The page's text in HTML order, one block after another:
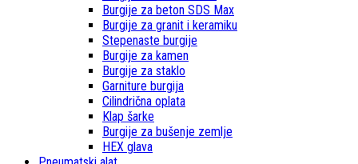
Burgije za beton SDS Max
Burgije za granit i keramiku
Stepenaste burgije
Burgije za kamen
Burgije za staklo
Garniture burgija
Cilindrična oplata
Klap šarke
Burgije za bušenje zemlje
HEX glava